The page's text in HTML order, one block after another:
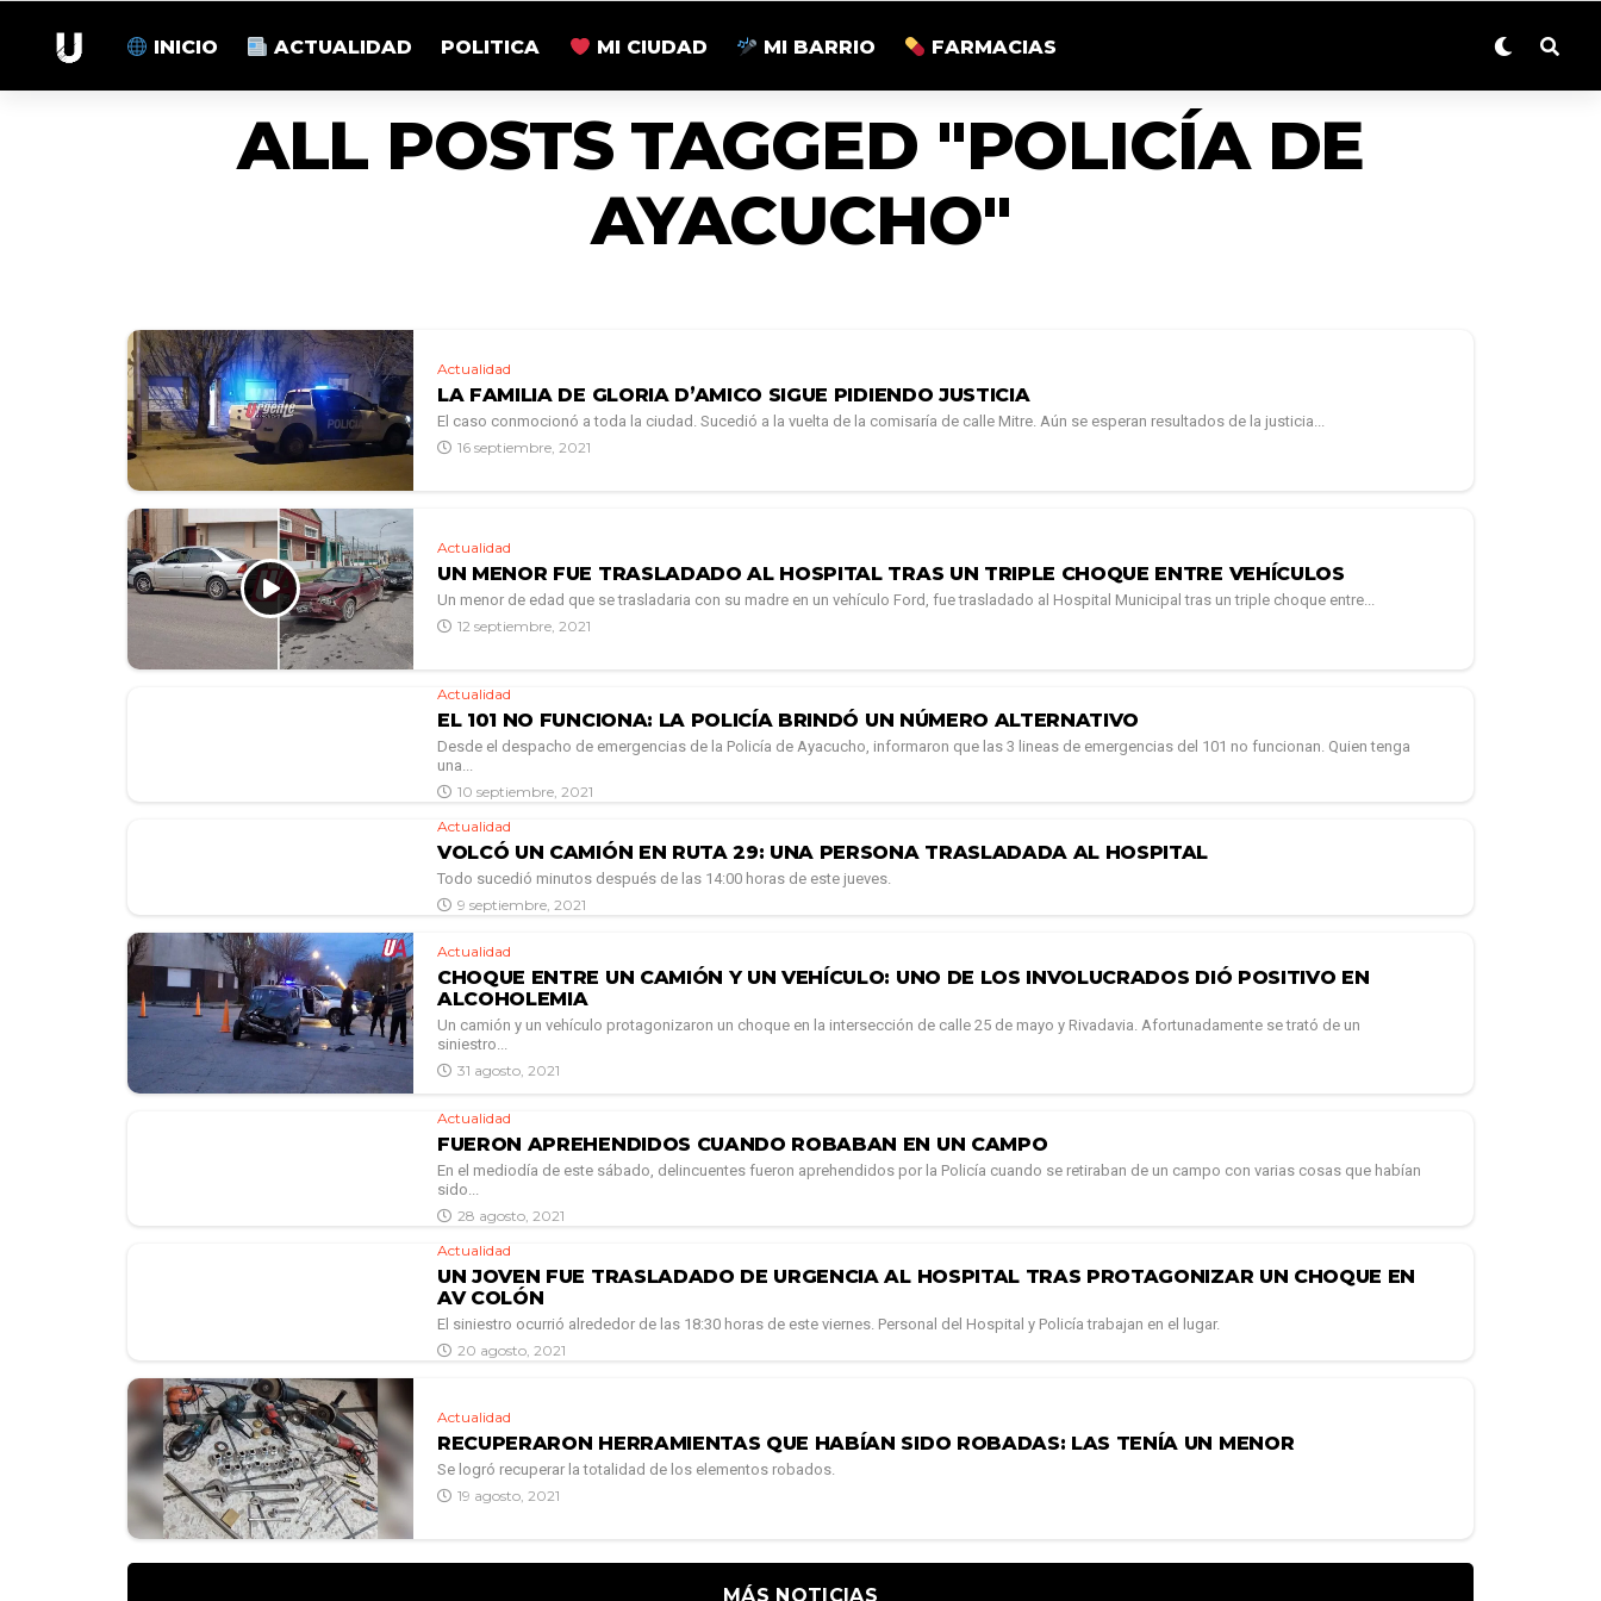
INICIO ACTUALIDAD POLITICA MI CIUDAD MI BARRIO FARMACIAS
ALL POSTS TAGGED "POLICÍA DE
AYACUCHO"
Actualidad
LA FAMILIA DE GLORIA D’AMICO SIGUE PIDIENDO JUSTICIA
El caso conmocionó a toda la ciudad. Sucedió a la vuelta de la comisaría de calle Mitre. Aún se esperan resultados de la justicia...
16 septiembre, 2021
Actualidad
UN MENOR FUE TRASLADADO AL HOSPITAL TRAS UN TRIPLE CHOQUE ENTRE VEHÍCULOS
Un menor de edad que se trasladaria con su madre en un vehículo Ford, fue trasladado al Hospital Municipal tras un triple choque entre...
12 septiembre, 2021
Actualidad
EL 101 NO FUNCIONA: LA POLICÍA BRINDÓ UN NÚMERO ALTERNATIVO
Desde el despacho de emergencias de la Policía de Ayacucho, informaron que las 3 lineas de emergencias del 101 no funcionan. Quien tenga
una...
10 septiembre, 2021
Actualidad
VOLCÓ UN CAMIÓN EN RUTA 29: UNA PERSONA TRASLADADA AL HOSPITAL
Todo sucedió minutos después de las 14:00 horas de este jueves.
9 septiembre, 2021
Actualidad
CHOQUE ENTRE UN CAMIÓN Y UN VEHÍCULO: UNO DE LOS INVOLUCRADOS DIÓ POSITIVO EN
ALCOHOLEMIA
Un camión y un vehículo protagonizaron un choque en la intersección de calle 25 de mayo y Rivadavia. Afortunadamente se trató de un
siniestro...
31 agosto, 2021
Actualidad
FUERON APREHENDIDOS CUANDO ROBABAN EN UN CAMPO
En el mediodía de este sábado, delincuentes fueron aprehendidos por la Policía cuando se retiraban de un campo con varias cosas que habían
sido...
28 agosto, 2021
Actualidad
UN JOVEN FUE TRASLADADO DE URGENCIA AL HOSPITAL TRAS PROTAGONIZAR UN CHOQUE EN
AV COLÓN
El siniestro ocurrió alrededor de las 18:30 horas de este viernes. Personal del Hospital y Policía trabajan en el lugar.
20 agosto, 2021
Actualidad
RECUPERARON HERRAMIENTAS QUE HABÍAN SIDO ROBADAS: LAS TENÍA UN MENOR
Se logró recuperar la totalidad de los elementos robados.
19 agosto, 2021
MÁS NOTICIAS